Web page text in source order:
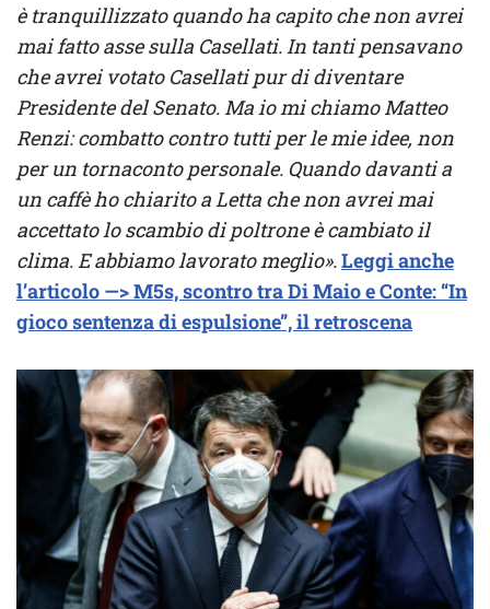
è tranquillizzato quando ha capito che non avrei
mai fatto asse sulla Casellati. In tanti pensavano
che avrei votato Casellati pur di diventare
Presidente del Senato. Ma io mi chiamo Matteo
Renzi: combatto contro tutti per le mie idee, non
per un tornaconto personale. Quando davanti a
un caffè ho chiarito a Letta che non avrei mai
accettato lo scambio di poltrone è cambiato il
clima. E abbiamo lavorato meglio».Leggi anche
l’articolo —> M5s, scontro tra Di Maio e Conte: “In
gioco sentenza di espulsione”, il retroscena